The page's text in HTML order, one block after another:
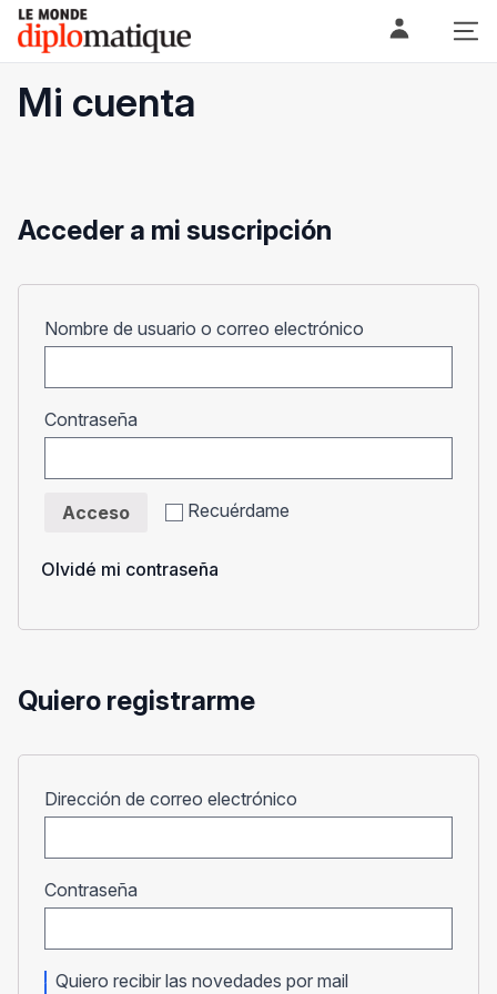
Skip
content
Le monde diplomatique
Mi cuenta
Acceder a mi suscripción
Nombre de usuario o correo electrónico
Contraseña
Recuérdame
Acceso
Olvidé mi contraseña
Quiero registrarme
Dirección de correo electrónico
Contraseña
Quiero recibir las novedades por mail